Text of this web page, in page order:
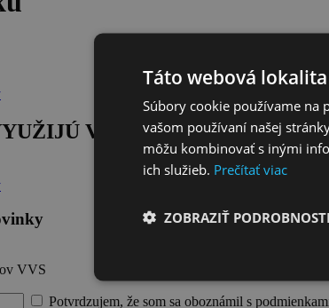
VÝNOSY Z
VVS
Potvrdzujem, že som sa oboznámil s
Táto webová
Súbory cookie používame na
vašom používaní našej
môžu kombinovať s inými
ich služieb. Prečítať viac
ZOBRAZIŤ PODROBNOSTI